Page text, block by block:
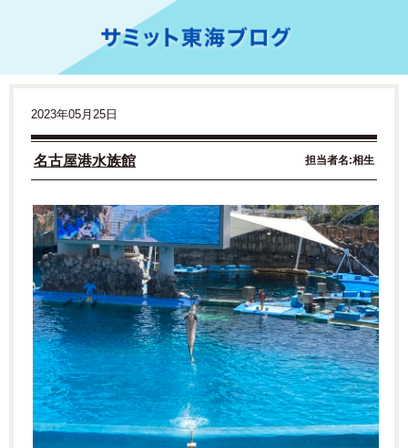
2023年05月25日
名古屋港水族館 担当者名:相生